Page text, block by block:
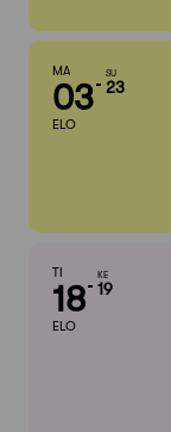
MA
03
ELO
SU
23
TI
18
ELO
KE
19